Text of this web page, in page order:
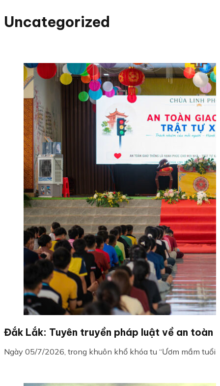
Uncategorized
Đắk Lắk: Tuyên truyền pháp luật về an toàn
Ngày 05/7/2026, trong khuôn khổ khóa tu “Ươm mầm tuổi